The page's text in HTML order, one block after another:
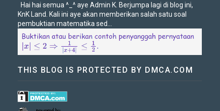
Hai hai semua ^_^ aye Admin K. Berjumpa lagi di blog ini,
KnK Land. Kali ini aye akan memberikan salah satu soal
pembuktian matematika sed...
THIS BLOG IS PROTECTED BY DMCA.COM